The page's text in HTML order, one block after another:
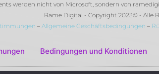
werden nicht von Microsoft, sondern von
Rame Digital - Copyright 2023© - Alle
– Allgemeine Geschäftsbedingungen –
Bedingungen und Konditionen